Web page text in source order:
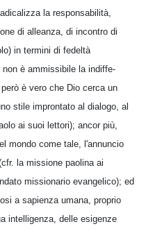
la re­sponsabilità,
di alleanza, di incontro di
in termini di fedeltà
non è ammissibile la indiffe­
è vero che Dio cerca un
stile improntato al dialogo, al
ai suoi lettori); ancor più,
mondo come tale, l'annuncio
la missione paolina ai
missionario evangelico); ed
a sapienza umana, pro­prio
intelli­genza, delle esigenze